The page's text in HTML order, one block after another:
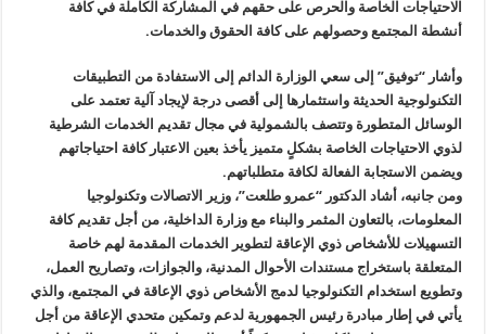
الاحتياجات الخاصة والحرص على حقهم في المشاركة الكاملة في كافة
أنشطة المجتمع وحصولهم على كافة الحقوق والخدمات.
وأشار “توفيق” إلى سعي الوزارة الدائم إلى الاستفادة من التطبيقات
التكنولوجية الحديثة واستثمارها إلى أقصى درجة لإيجاد آلية تعتمد على
الوسائل المتطورة وتتصف بالشمولية في مجال تقديم الخدمات الشرطية
لذوي الاحتياجات الخاصة بشكلٍ متميز يأخذ بعين الاعتبار كافة احتياجاتهم
ويضمن الاستجابة الفعالة لكافة متطلباتهم.
ومن جانبه، أشاد الدكتور “عمرو طلعت”، وزير الاتصالات وتكنولوجيا
المعلومات، بالتعاون المثمر والبناء مع وزارة الداخلية، من أجل تقديم كافة
التسهيلات للأشخاص ذوي الإعاقة لتطوير الخدمات المقدمة لهم خاصة
المتعلقة باستخراج مستندات الأحوال المدنية، والجوازات، وتصاريح العمل،
وتطويع استخدام التكنولوجيا لدمج الأشخاص ذوي الإعاقة في المجتمع، والذي
يأتي في إطار مبادرة رئيس الجمهورية لدعم وتمكين متحدي الإعاقة من أجل